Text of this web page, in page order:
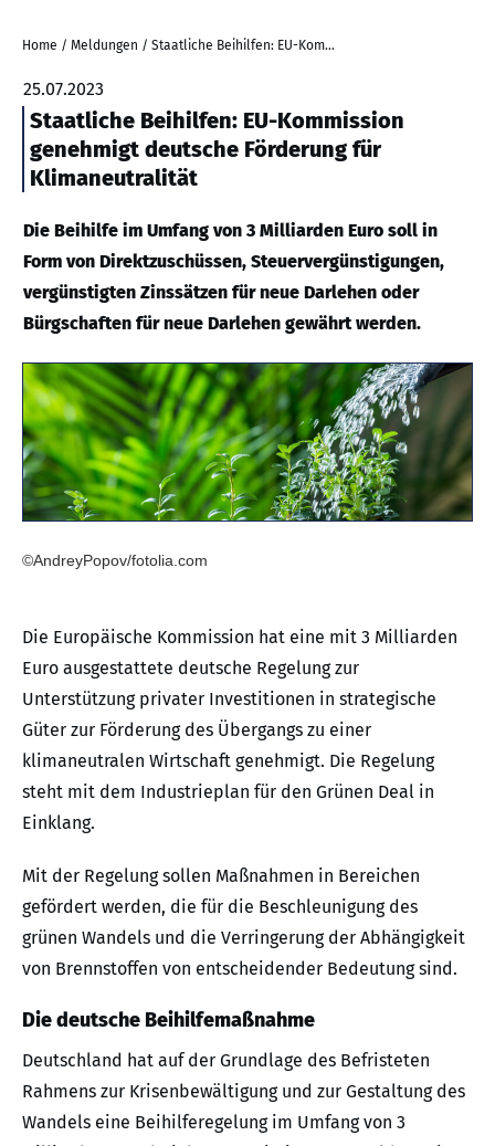
Home / Meldungen / Staatliche Beihilfen: EU-Kommission genehmigt deutsche Förderung für Klimaneutralität
25.07.2023
Staatliche Beihilfen: EU-Kommission
genehmigt deutsche Förderung für
Klimaneutralität
Die Beihilfe im Umfang von 3 Milliarden Euro soll in
Form von Direktzuschüssen, Steuervergünstigungen,
vergünstigten Zinssätzen für neue Darlehen oder
Bürgschaften für neue Darlehen gewährt werden.
©AndreyPopov/fotolia.com
Die Europäische Kommission hat eine mit 3 Milliarden
Euro ausgestattete deutsche Regelung zur
Unterstützung privater Investitionen in strategische
Güter zur Förderung des Übergangs zu einer
klimaneutralen Wirtschaft genehmigt. Die Regelung
steht mit dem Industrieplan für den Grünen Deal in
Einklang.
Mit der Regelung sollen Maßnahmen in Bereichen
gefördert werden, die für die Beschleunigung des
grünen Wandels und die Verringerung der Abhängigkeit
von Brennstoffen von entscheidender Bedeutung sind.
Die deutsche Beihilfemaßnahme
Deutschland hat auf der Grundlage des Befristeten
Rahmens zur Krisenbewältigung und zur Gestaltung des
Wandels eine Beihilferegelung im Umfang von 3